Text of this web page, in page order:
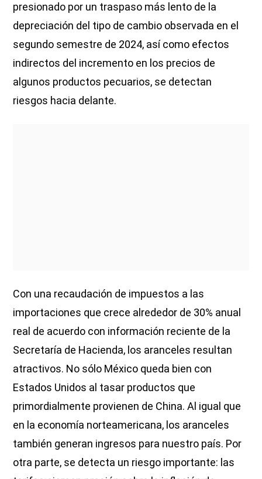
presionado por un traspaso más lento de la
depreciación del tipo de cambio observada en el
segundo semestre de 2024, así como efectos
indirectos del incremento en los precios de
algunos productos pecuarios, se detectan
riesgos hacia delante.
Con una recaudación de impuestos a las
importaciones que crece alrededor de 30% anual
real de acuerdo con información reciente de la
Secretaría de Hacienda, los aranceles resultan
atractivos. No sólo México queda bien con
Estados Unidos al tasar productos que
primordialmente provienen de China. Al igual que
en la economía norteamericana, los aranceles
también generan ingresos para nuestro país. Por
otra parte, se detecta un riesgo importante: las